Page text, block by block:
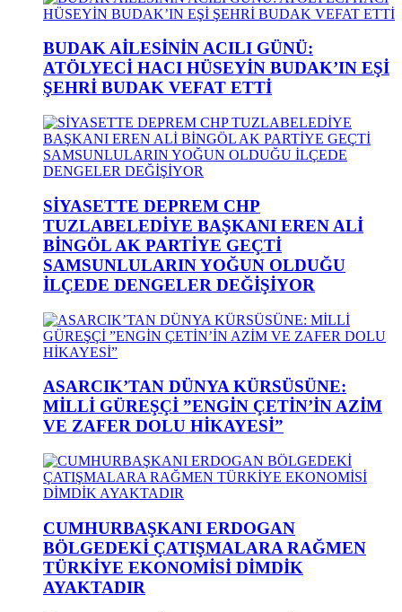
BUDAK AİLESİNİN ACILI GÜNÜ:
ATÖLYECİ HACI HÜSEYİN BUDAK’IN EŞİ
ŞEHRİ BUDAK VEFAT ETTİ
SİYASETTE DEPREM CHP
TUZLABELEDİYE BAŞKANI EREN ALİ
BİNGÖL AK PARTİYE GEÇTİ
SAMSUNLULARIN YOĞUN OLDUĞU
İLÇEDE DENGELER DEĞİŞİYOR
ASARCIK’TAN DÜNYA KÜRSÜSÜNE:
MİLLİ GÜREŞÇİ ”ENGİN ÇETİN’İN AZİM
VE ZAFER DOLU HİKAYESİ”
CUMHURBAŞKANI ERDOGAN
BÖLGEDEKİ ÇATIŞMALARA RAĞMEN
TÜRKİYE EKONOMİSİ DİMDİK
AYAKTADIR